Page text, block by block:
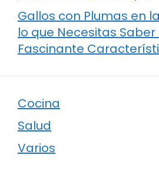
Gallos con Plumas en
lo que Necesitas Saber
Fascinante
Cocina
Salud
Varios